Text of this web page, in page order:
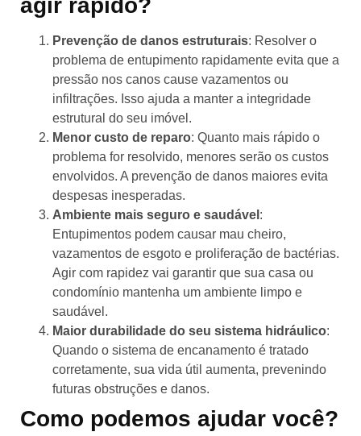
agir rápido?
Prevenção de danos estruturais: Resolver o
problema de entupimento rapidamente evita que a
pressão nos canos cause vazamentos ou
infiltrações. Isso ajuda a manter a integridade
estrutural do seu imóvel.
Menor custo de reparo: Quanto mais rápido o
problema for resolvido, menores serão os custos
envolvidos. A prevenção de danos maiores evita
despesas inesperadas.
Ambiente mais seguro e saudável :
Entupimentos podem causar mau cheiro,
vazamentos de esgoto e proliferação de bactérias.
Agir com rapidez vai garantir que sua casa ou
condomínio mantenha um ambiente limpo e
saudável.
Maior durabilidade do seu sistema hidráulico:
Quando o sistema de encanamento é tratado
corretamente, sua vida útil aumenta, prevenindo
futuras obstruções e danos.
Como podemos ajudar você?